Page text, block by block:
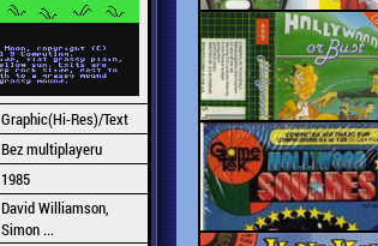
Graphic(Hi-Res)/Text
Bez multiplayeru
1985
David Williamson,
Simon ...